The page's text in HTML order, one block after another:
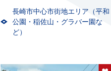
長崎市中心市街地エリア（平和
公園・稲佐山・グラバー園な
ど）